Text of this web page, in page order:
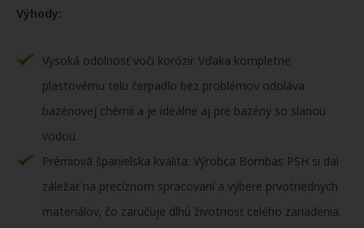
Výhody:
Vysoká odolnosť voči korózii: Vďaka kompletne
plastovému telu čerpadlo bez problémov odoláva
bazénovej chémii a je ideálne aj pre bazény so slanou
vodou.
Prémiová španielska kvalita: Výrobca Bombas PSH si dal
záležať na precíznom spracovaní a výbere prvotriednych
materiálov, čo zaručuje dlhú životnosť celého zariadenia.